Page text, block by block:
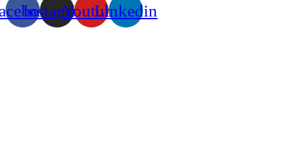
InstagramYoutubeLinkedin